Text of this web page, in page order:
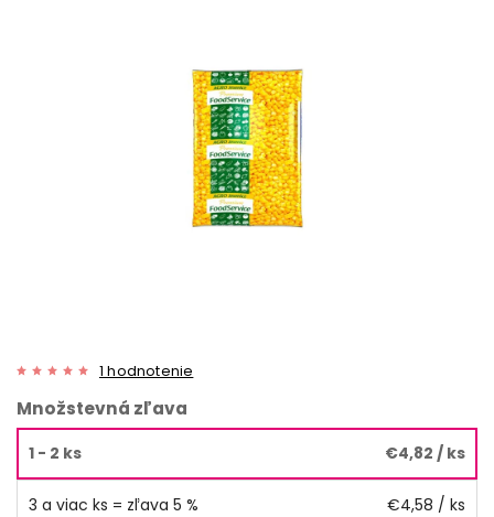
1 hodnotenie
Množstevná zľava
1 - 2 ks €4,82 / ks
3 a viac ks = zľava 5 % €4,58 / ks